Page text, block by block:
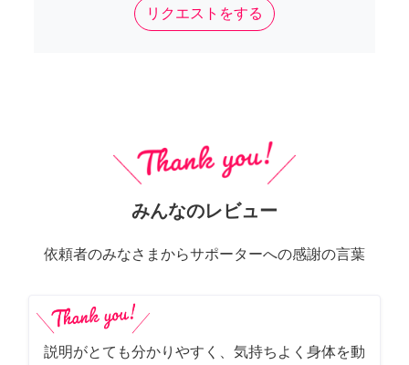
リクエストをする
みんなのレビュー
依頼者のみなさまからサポーターへの感謝の言葉
説明がとても分かりやすく、気持ちよく身体を動